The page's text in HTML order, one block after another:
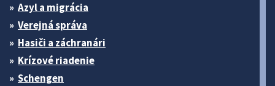
Azyl a migrácia
Verejná správa
Hasiči a záchranári
Krízové riadenie
Schengen